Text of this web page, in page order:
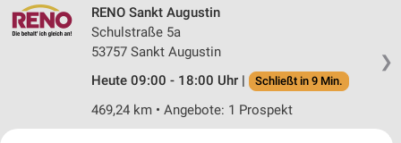
❯
RENO Sankt Augustin
Schulstraße 5a
53757 Sankt Augustin
Heute 09:00 - 18:00 Uhr |
Schließt in 9 Min.
469,24 km • Angebote: 1 Prospekt